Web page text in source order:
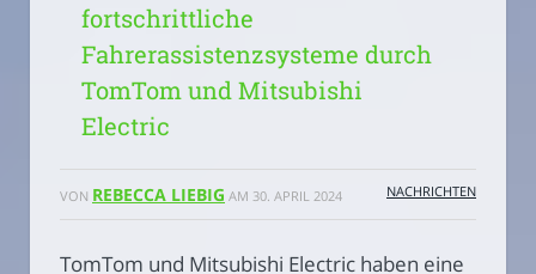
fortschrittliche
Fahrerassistenzsysteme durch
TomTom und Mitsubishi
Electric
VON REBECCA LIEBIG AM 30. APRIL 2024 NACHRICHTEN
TomTom und Mitsubishi Electric haben eine